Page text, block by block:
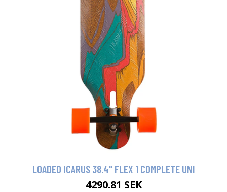
LOADED ICARUS 38.4" FLEX 1 COMPLETE UNI
4290.81 SEK